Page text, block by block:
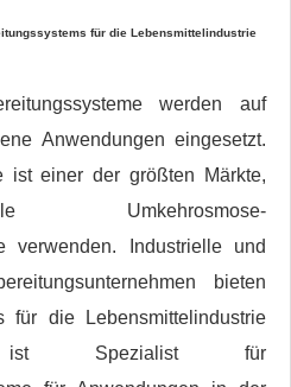
für die Lebensmittelindustrie
werden auf
Anwendungen eingesetzt.
ist einer der größten Märkte,
Umkehrosmose-
verwenden. Industrielle und
bieten
für die Lebensmittelindustrie
Spezialist für